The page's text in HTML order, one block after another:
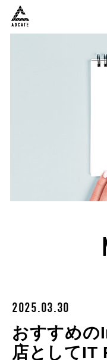
2025.03.30
おすすめ
店としてIT